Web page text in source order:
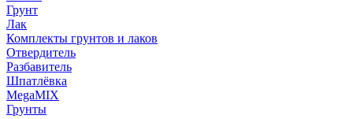
Грунт
Лак
Комплекты грунтов и лаков
Отвердитель
Разбавитель
Шпатлёвка
MegaMIX
Грунты